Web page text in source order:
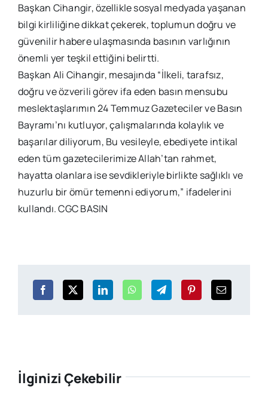
Başkan Cihangir, özellikle sosyal medyada yaşanan
bilgi kirliliğine dikkat çekerek, toplumun doğru ve
güvenilir habere ulaşmasında basının varlığının
önemli yer teşkil ettiğini belirtti.
Başkan Ali Cihangir, mesajında “İlkeli, tarafsız,
doğru ve özverili görev ifa eden basın mensubu
meslektaşlarımın 24 Temmuz Gazeteciler ve Basın
Bayramı’nı kutluyor, çalışmalarında kolaylık ve
başarılar diliyorum, Bu vesileyle, ebediyete intikal
eden tüm gazetecilerimize Allah’tan rahmet,
hayatta olanlara ise sevdikleriyle birlikte sağlıklı ve
huzurlu bir ömür temenni ediyorum,” ifadelerini
kullandı. CGC BASIN
İlginizi Çekebilir